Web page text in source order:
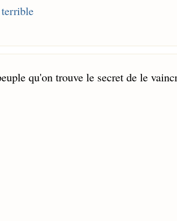
terrible
qu'on trouve le secret de le